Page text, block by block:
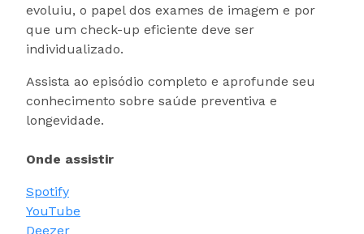
evoluiu, o papel dos exames de imagem e por
que um check-up eficiente deve ser
individualizado.
Assista ao episódio completo e aprofunde seu
conhecimento sobre saúde preventiva e
longevidade.
Onde assistir
Spotify
YouTube
Deezer